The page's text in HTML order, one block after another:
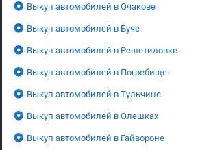
Выкуп автомобилей в Очакове
Выкуп автомобилей в Буче
Выкуп автомобилей в Решетиловке
Выкуп автомобилей в Погребище
Выкуп автомобилей в Тульчине
Выкуп автомобилей в Олешках
Выкуп автомобилей в Гайвороне